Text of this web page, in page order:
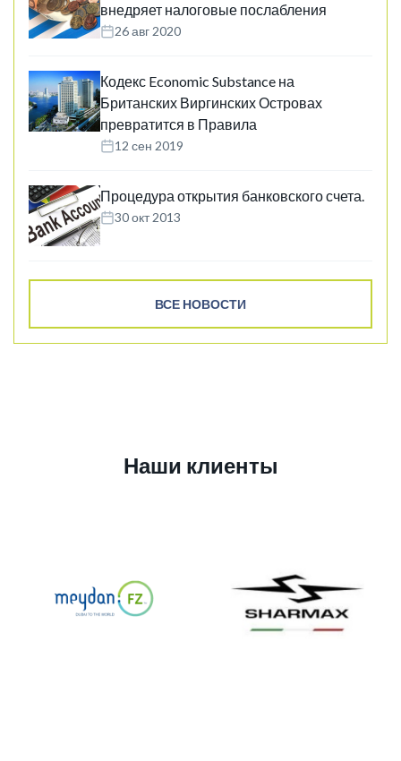
внедряет налоговые послабления
26 авг 2020
Кодекс Economic Substance на
Британских Виргинских Островах
превратится в Правила
12 сен 2019
Процедура открытия банковского счета.
30 окт 2013
ВСЕ НОВОСТИ
Наши клиенты